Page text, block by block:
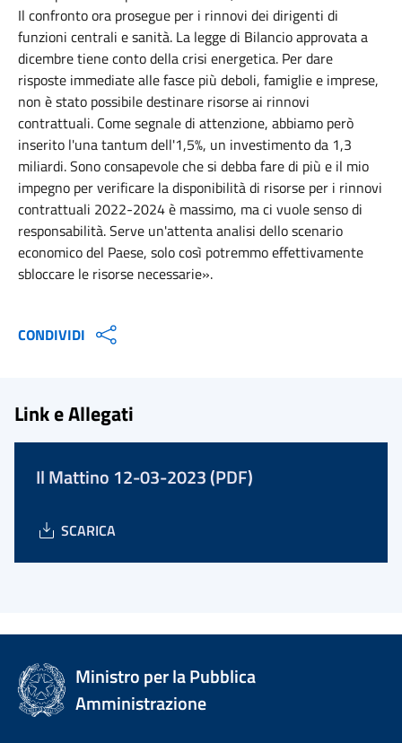
Il confronto ora prosegue per i rinnovi dei dirigenti di
funzioni centrali e sanità. La legge di Bilancio approvata a
dicembre tiene conto della crisi energetica. Per dare
risposte immediate alle fasce più deboli, famiglie e imprese,
non è stato possibile destinare risorse ai rinnovi
contrattuali. Come segnale di attenzione, abbiamo però
inserito l'una tantum dell'1,5%, un investimento da 1,3
miliardi. Sono consapevole che si debba fare di più e il mio
impegno per verificare la disponibilità di risorse per i rinnovi
contrattuali 2022-2024 è massimo, ma ci vuole senso di
responsabilità. Serve un'attenta analisi dello scenario
economico del Paese, solo così potremmo effettivamente
sbloccare le risorse necessarie».
CONDIVIDI
Link e Allegati
Il Mattino 12-03-2023 (PDF)
SCARICA
Ministro per la Pubblica
Amministrazione